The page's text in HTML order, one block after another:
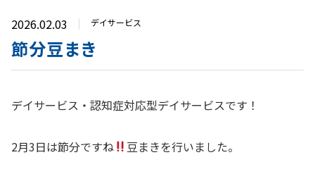
2026.02.03 デイサービス
節分豆まき
デイサービス・認知症対応型デイサービスです！
2月3日は節分ですね 豆まきを行いました。